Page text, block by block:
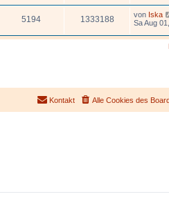
5194 1333188 von Iska
Sa Aug
Alle Cookies des
Kontakt